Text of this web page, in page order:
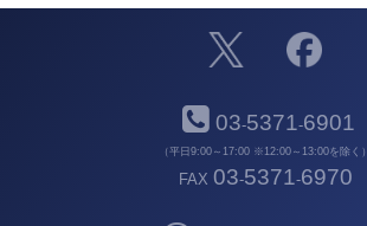
03-5371-6901
（平日9:00～17:00 ※12:00～13:00を除く）
FAX 03-5371-6970